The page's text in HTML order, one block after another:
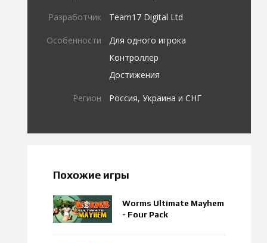
Разработчик Team17 Digital Ltd
Особенности
Для одного игрока
Контроллер
Достижения
Регион Россия, Украина и СНГ
Похожие игры
Worms Ultimate Mayhem
- Four Pack